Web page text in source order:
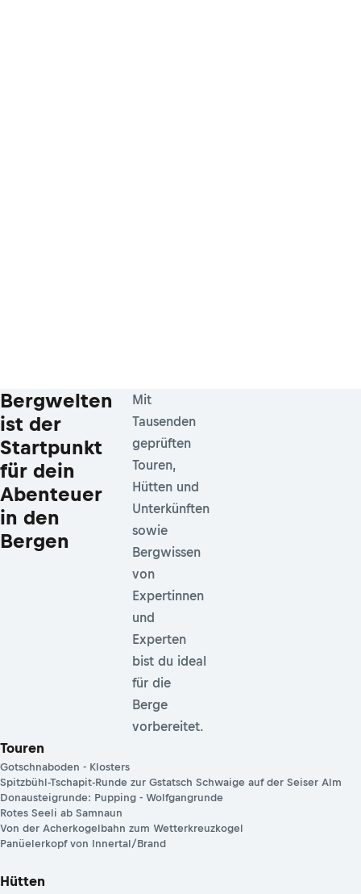
Bergwelten
ist der
Startpunkt
für dein
Abenteuer
in den
Bergen
Mit
Tausenden
geprüften
Touren,
Hütten und
Unterkünften
sowie
Bergwissen
von
Expertinnen
und
Experten
bist du ideal
für die
Berge
vorbereitet.
Touren
Gotschnaboden - Klosters
Spitzbühl-Tschapit-Runde zur Gstatsch Schwaige auf der Seiser Alm
Donausteigrunde: Pupping - Wolfgangrunde
Rotes Seeli ab Samnaun
Von der Acherkogelbahn zum Wetterkreuzkogel
Panüelerkopf von Innertal/Brand
Hütten